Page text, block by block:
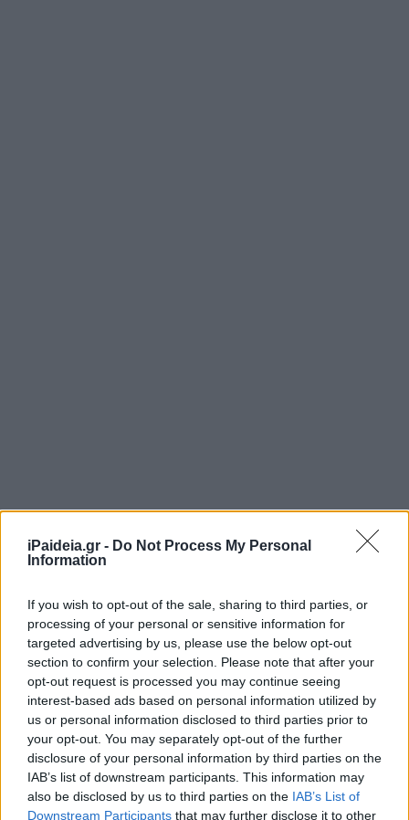
iPaideia.gr - Do Not Process My Personal
Information
If you wish to opt-out of the sale, sharing to third parties, or
processing of your personal or sensitive information for
targeted advertising by us, please use the below opt-out
section to confirm your selection. Please note that after your
opt-out request is processed you may continue seeing
interest-based ads based on personal information utilized by
us or personal information disclosed to third parties prior to
your opt-out. You may separately opt-out of the further
disclosure of your personal information by third parties on the
IAB’s list of downstream participants. This information may
also be disclosed by us to third parties on the IAB’s List of
Downstream Participants that may further disclose it to other